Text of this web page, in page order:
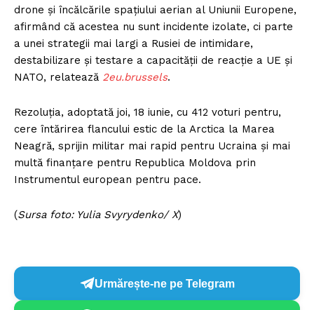
drone și încălcările spațiului aerian al Uniunii Europene,
afirmând că acestea nu sunt incidente izolate, ci parte
a unei strategii mai largi a Rusiei de intimidare,
destabilizare și testare a capacității de reacție a UE și
NATO, relatează 2eu.brussels.
Rezoluția, adoptată joi, 18 iunie, cu 412 voturi pentru,
cere întărirea flancului estic de la Arctica la Marea
Neagră, sprijin militar mai rapid pentru Ucraina și mai
multă finanțare pentru Republica Moldova prin
Instrumentul european pentru pace.
(Sursa foto: Yulia Svyrydenko/ X)
Urmărește-ne pe Telegram